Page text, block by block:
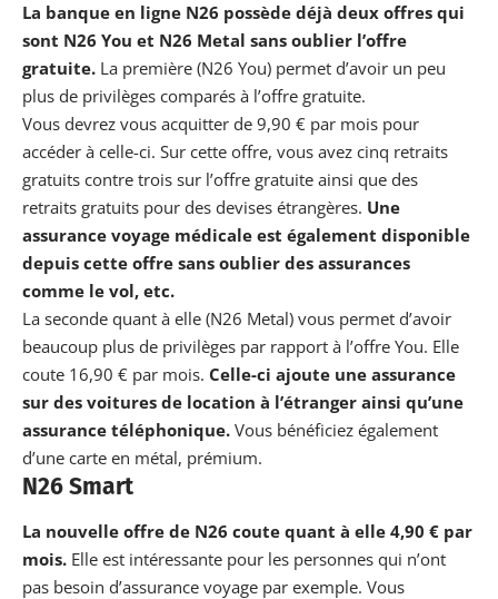
La banque en ligne N26 possède déjà deux offres qui
sont N26 You et N26 Metal sans oublier l’offre
gratuite. La première (N26 You) permet d’avoir un peu
plus de privilèges comparés à l’offre gratuite.
Vous devrez vous acquitter de 9,90 € par mois pour
accéder à celle-ci. Sur cette offre, vous avez cinq retraits
gratuits contre trois sur l’offre gratuite ainsi que des
retraits gratuits pour des devises étrangères. Une
assurance voyage médicale est également disponible
depuis cette offre sans oublier des assurances
comme le vol, etc.
La seconde quant à elle (N26 Metal) vous permet d’avoir
beaucoup plus de privilèges par rapport à l’offre You. Elle
coute 16,90 € par mois. Celle-ci ajoute une assurance
sur des voitures de location à l’étranger ainsi qu’une
assurance téléphonique. Vous bénéficiez également
d’une carte en métal, prémium.
N26 Smart
La nouvelle offre de N26 coute quant à elle 4,90 € par
mois. Elle est intéressante pour les personnes qui n’ont
pas besoin d’assurance voyage par exemple. Vous